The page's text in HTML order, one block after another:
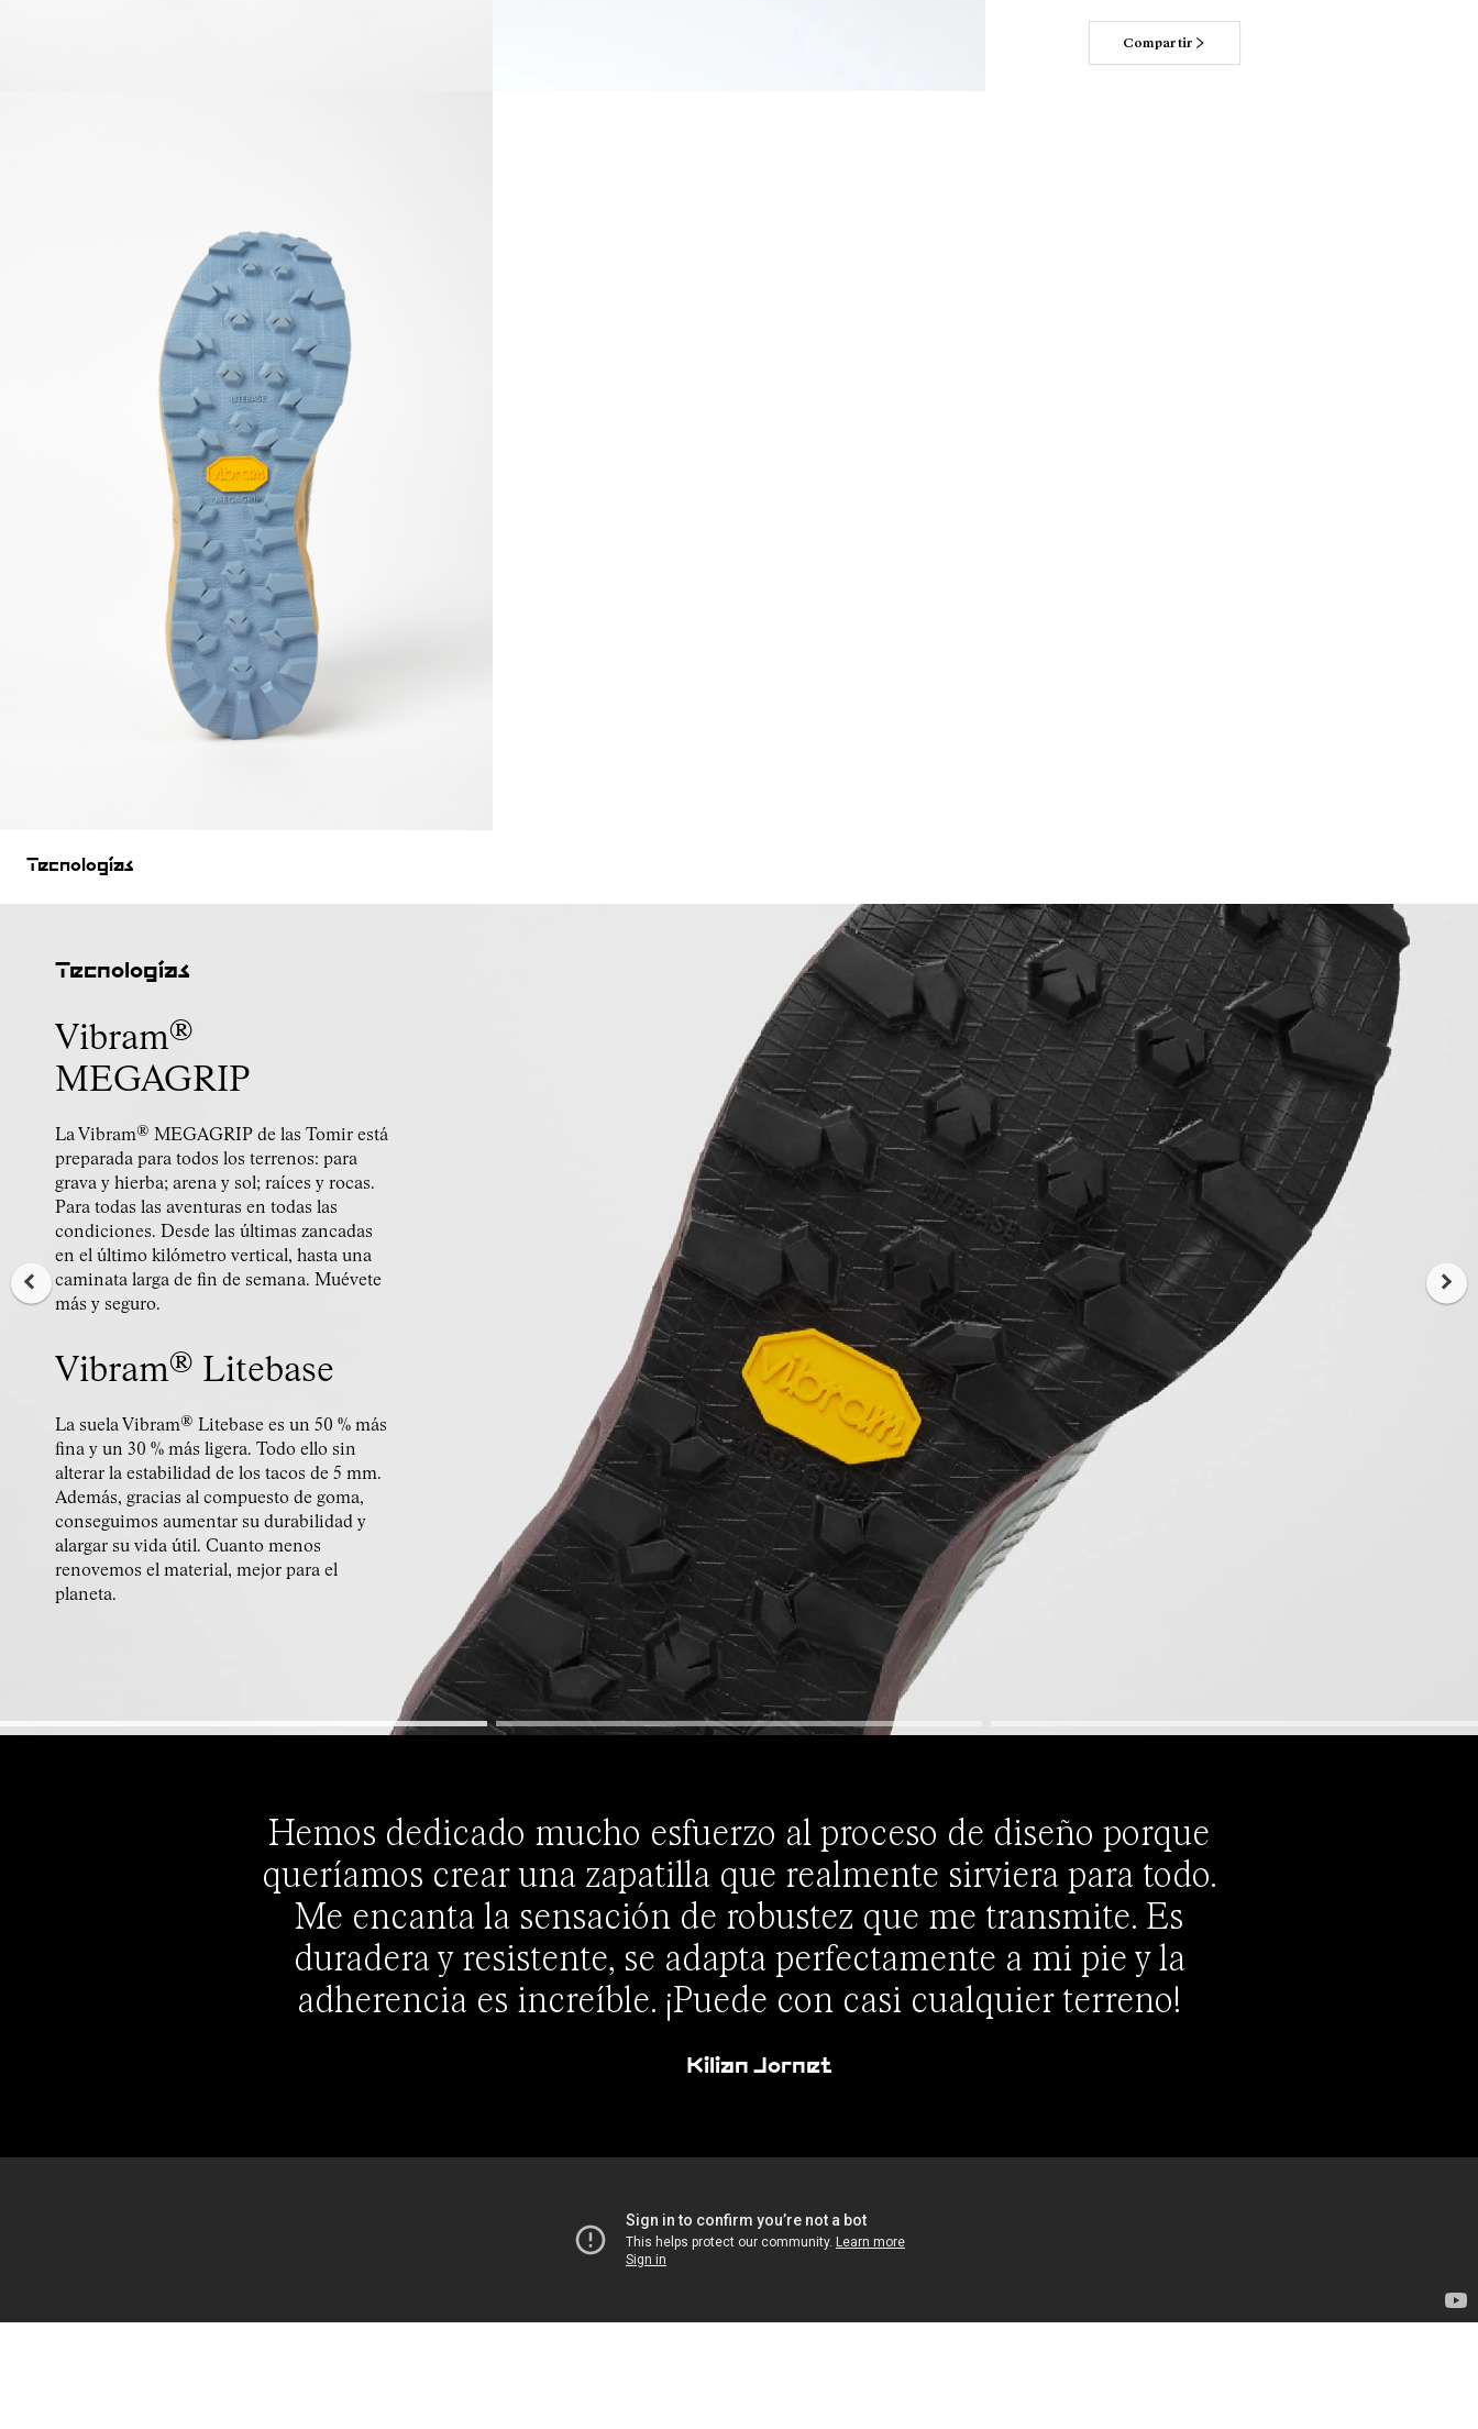
Compartir
Tecnologías
Tecnologías
Vibram®
MEGAGRIP
La Vibram® MEGAGRIP de las Tomir está
preparada para todos los terrenos: para
grava y hierba; arena y sol; raíces y rocas.
Para todas las aventuras en todas las
condiciones. Desde las últimas zancadas
en el último kilómetro vertical, hasta una
caminata larga de fin de semana. Muévete
más y seguro.
Vibram® Litebase
La suela Vibram® Litebase es un 50 % más
fina y un 30 % más ligera. Todo ello sin
alterar la estabilidad de los tacos de 5 mm.
Además, gracias al compuesto de goma,
conseguimos aumentar su durabilidad y
alargar su vida útil. Cuanto menos
renovemos el material, mejor para el
planeta.
Hemos dedicado mucho esfuerzo al proceso de diseño porque
queríamos crear una zapatilla que realmente sirviera para todo.
Me encanta la sensación de robustez que me transmite. Es
duradera y resistente, se adapta perfectamente a mi pie y la
adherencia es increíble. ¡Puede con casi cualquier terreno!
Kilian Jornet